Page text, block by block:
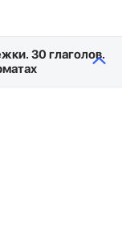
30 глаголов.